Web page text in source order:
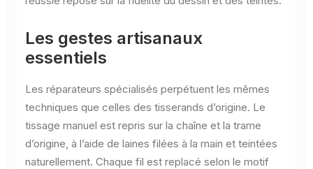
Les gestes artisanaux
essentiels
Les réparateurs spécialisés perpétuent les mêmes
techniques que celles des tisserands d’origine. Le
tissage manuel est repris sur la chaîne et la trame
d’origine, à l’aide de laines filées à la main et teintées
naturellement. Chaque fil est replacé selon le motif